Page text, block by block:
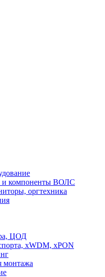
и компоненты ВОЛС
оргтехника
ЦОД
xWDM, xPON
монтажа